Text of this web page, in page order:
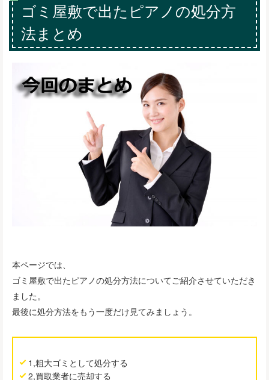
ゴミ屋敷で出たピアノの処分方
法まとめ
本ページでは、
ゴミ屋敷で出たピアノの処分方法についてご紹介させていただき
ました。
最後に処分方法をもう一度だけ見てみましょう。
1,粗大ゴミとして処分する
2,買取業者に売却する